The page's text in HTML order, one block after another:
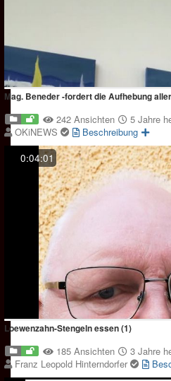
Mag. Beneder -fordert die Aufhebung
242 Ansichten
5 Jahre
OKiNEWS
Beschreibung
0:04:01
Loewenzahn-Stengeln essen (1)
185 Ansichten
3 Jahre
Franz Leopold Hinterndorfer